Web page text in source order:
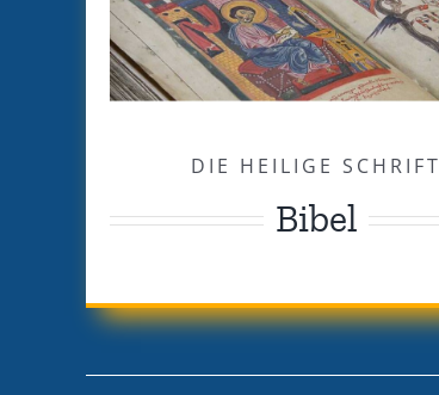
DIE HEILIGE SCHRIFT
Bibel